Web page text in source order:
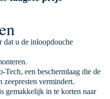
dat u de inloopdouche
Tech, een beschermlaag die de
zeepresten vermindert.
gemakkelijk in te korten naar